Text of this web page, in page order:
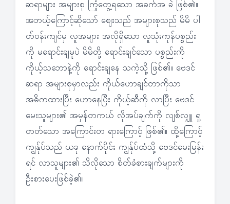
ဆရာများ အများစု ကြုံတွေ့ရသော အခက်အ ခဲ ဖြစ်၏။
အဘယ့်ကြောင့်ဆိုသော် ဈေးသည် အများစုသည် မိမိ ပါ
တ်ဝန်းကျင်မှ လူအများ အလိုရှိသော လူသုံးကုန်ပစ္စည်း
ကို မရောင်းချမူပဲ မိမိတို့ ရောင်းချင်သော ပစ္စည်းကို
ကိုယ့်သဘောနဲ့ကို ရောင်းချနေ သကဲ့သို့ ဖြစ်၏။ ဗေဒင်
ဆရာ အများစုမှာလည်း ကိုယ်ဟောချင်တာကိုသာ
အဓိကထားပြီး ဟောနေပြီး ကိုယ့်ဆီကို လာပြီး ဗေဒင်
မေးသူများ၏ အမှန်တကယ် လိုအပ်ချက်ကို လျစ်လျှူ ရှု့
တတ်သော အကြောင်းတ ရားကြောင့် ဖြစ်၏။ ထို့ကြောင့်
ကျွန်ုပ်သည် ယခု နောက်ပိုင်း ကျွန်ုပ်ထံသို့ ဗေဒင်မေးမြန်း
ရင် လာသူများ၏ သိလိုသော စိတ်ခံစားချက်များကို
ဦးစားပေးဖြစ်ခဲ့၏။